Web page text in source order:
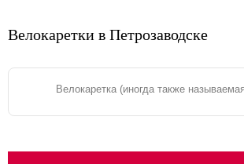
Велокаретки в Петрозаводске
Велокаретка (иногда также